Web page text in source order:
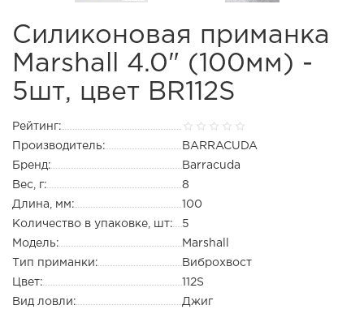
Силиконовая приманка
Marshall 4.0" (100мм) -
5шт, цвет BR112S
Рейтинг:
Производитель:
BARRACUDA
Бренд:
Barracuda
Вес, г:
8
Длина, мм:
100
Количество в упаковке, шт:
5
Модель:
Marshall
Тип приманки:
Виброхвост
Цвет:
112S
Вид ловли:
Джиг